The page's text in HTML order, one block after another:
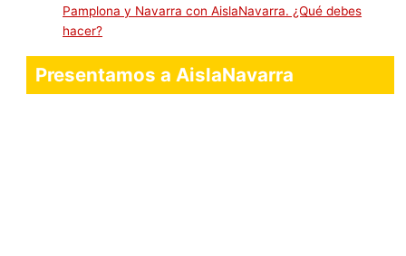
Pamplona y Navarra con AislaNavarra. ¿Qué debes
hacer?
Presentamos a AislaNavarra